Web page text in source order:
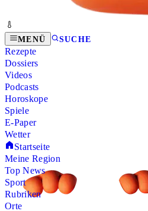
MENÜ SUCHE
Rezepte
Dossiers
Videos
Podcasts
Horoskope
Spiele
E-Paper
Wetter
Startseite
Meine Region
Top News
Sport
Rubriken
Orte